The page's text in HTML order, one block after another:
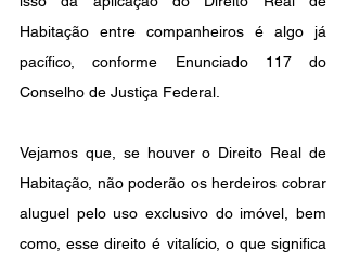
Habitação entre companheiros é algo já
pacífico, conforme Enunciado 117 do
Conselho de Justiça Federal.
Vejamos que, se houver o Direito Real de
Habitação, não poderão os herdeiros cobrar
aluguel pelo uso exclusivo do imóvel, bem
como, esse direito é vitalício, o que significa